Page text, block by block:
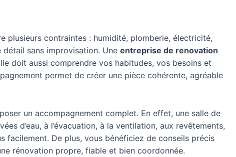
plusieurs contraintes : humidité, plomberie, électricité,
sans improvisation. Une entreprise de renovation
doit aussi comprendre vos habitudes, vos besoins et
permet de créer une pièce cohérente, agréable
un accompagnement complet. En effet, une salle de
d’eau, à l’évacuation, à la ventilation, aux revêtements,
facilement. De plus, vous bénéficiez de conseils précis
rénovation propre, fiable et bien coordonnée.